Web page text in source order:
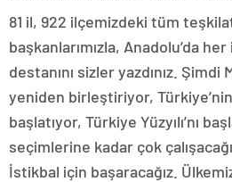
81 il, 922 ilçemizdeki tüm
başkanlarımızla, Anadolu’da
destanını sizler yazdınız. Şimdi
yeniden birleştiriyor,
başlatıyor, Türkiye Yüzyılı’nı
seçimlerine kadar çok
İstikbal için başaracağız.